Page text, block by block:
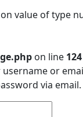
value of type
on line 124
or
via email.